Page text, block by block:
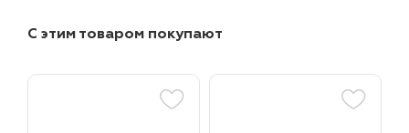
С этим товаром покупают